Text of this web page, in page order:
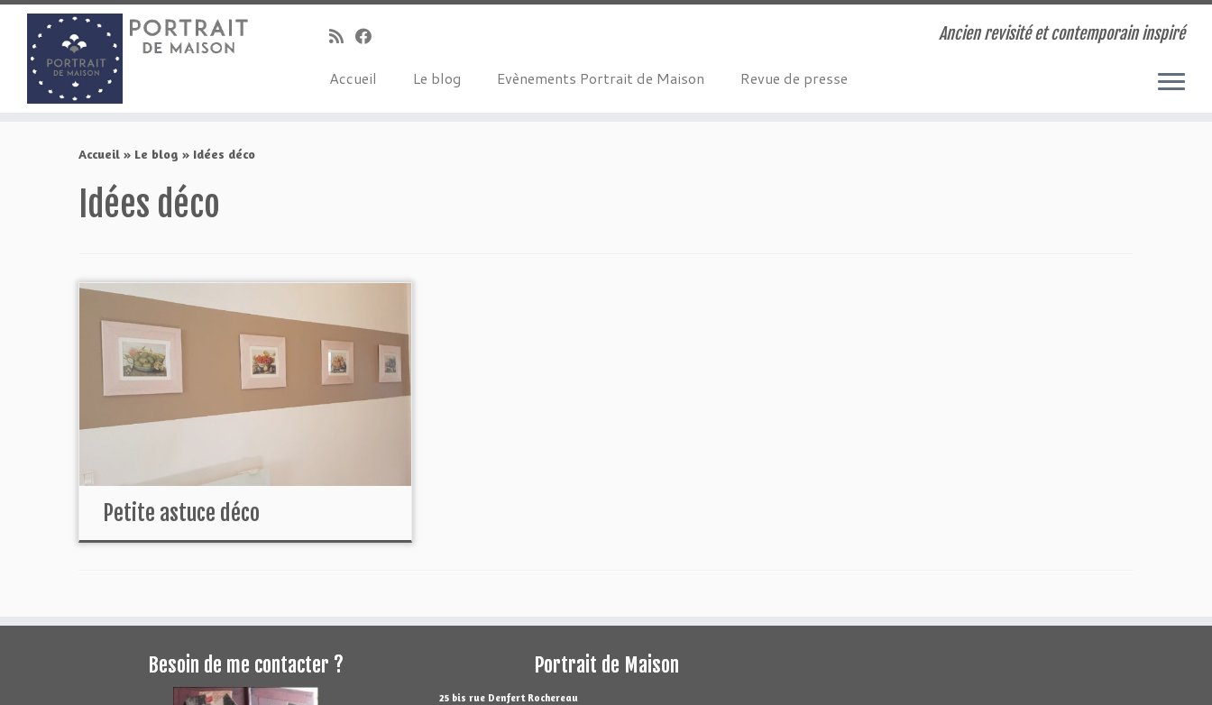
Ancien revisité et contemporain inspiré
Accueil Le blog Evènements Portrait de Maison Revue de presse
Accueil » Le blog » Idées déco
Idées déco
Petite astuce déco
Besoin de me contacter ? Portrait de Maison
25 bis rue Denfert Rochereau